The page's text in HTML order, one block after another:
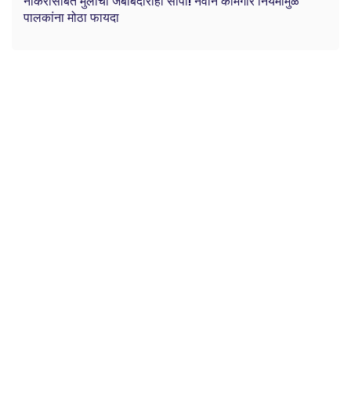
पालकांना मोठा फायदा